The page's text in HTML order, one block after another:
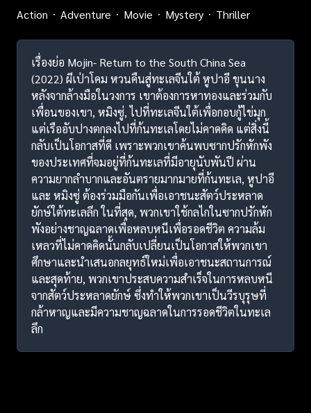
Action
Adventure Movie Mystery Thriller
เรื่องย่อ Mojin- Return to the South China Sea
(2022) ผีเป่าโคม หวนคืนสู่ทะเลจีนใต้ หูปาอี ขุนนาง
หลังจากล้างมือในวงการ เขาต้องการหาทองและร่วมกับ
เพื่อนของเขา, หมิงซู่, ไปที่ทะเลจีนใต้เพื่อกอบกู้ไข่มุก
แต่เรืออับปางตกลงไปที่ก้นทะเลโดยไม่คาดคิด แต่สิ่งนี้
กลับเป็นโอกาสที่ดี เพราะพวกเขาค้นพบซากปรักหักพัง
ของประเทศที่จมอยู่ที่ก้นทะเลที่มีอายุนับพันปี ผ่าน
ความยากลำบากและอันตรายมากมายที่ก้นทะเล, หูปาอี
และ หมิงซู่ ต้องร่วมมือกันเพื่อเอาชนะสัตว์ประหลาด
ยักษ์ใต้ทะเลลึก ในที่สุด, พวกเขาใช้กลไกในซากปรักหัก
พังอย่างชาญฉลาดเพื่อหลบหนีเพื่อรอดชีวิต ความล้ม
เหลวที่ไม่คาดคิดนั้นกลับเปลี่ยนเป็นโอกาสให้พวกเขา
ศึกษาและนำเสนอกลยุทธ์ใหม่เพื่อเอาชนะสถานการณ์
และสุดท้าย, พวกเขาประสบความสำเร็จในการหลบหนี
จากสัตว์ประหลาดยักษ์ ซึ่งทำให้พวกเขาเป็นวีรบุรุษที่
กล้าหาญและมีความชาญฉลาดในการรอดชีวิตในทะเล
ลึก